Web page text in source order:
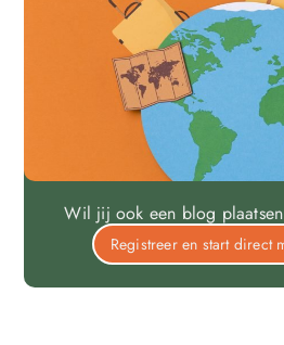
Wil jij ook een blog
Registreer en start direct